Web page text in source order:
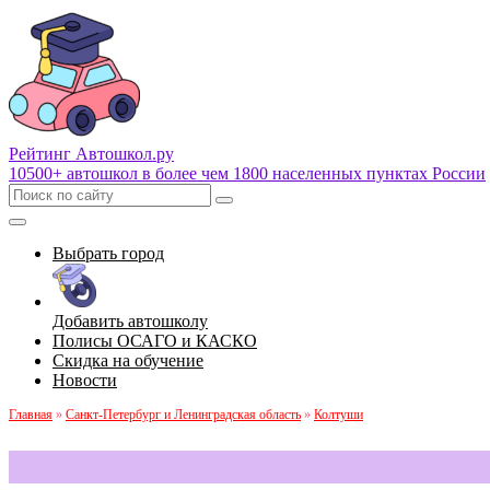
Рейтинг Автошкол.ру
10500+ автошкол в более чем 1800 населенных пунктах России
Выбрать город
Добавить автошколу
Полисы ОСАГО и КАСКО
Скидка на обучение
Новости
Главная » Санкт-Петербург и Ленинградская область » Колтуши